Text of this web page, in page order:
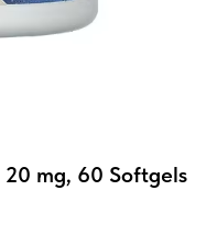
20 mg, 60 Softgels